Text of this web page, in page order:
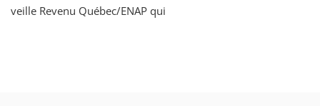
veille Revenu Québec/ENAP qui